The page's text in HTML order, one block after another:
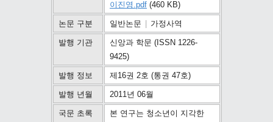
이진영.pdf (460 KB)
논문 구분 일반논문 가정사역
발행 기관
신앙과 학문 (ISSN 1226-
9425)
발행 정보 제16권 2호 (통권 47호)
발행 년월 2011년 06월
국문 초록
본 연구는 청소년이 지각한